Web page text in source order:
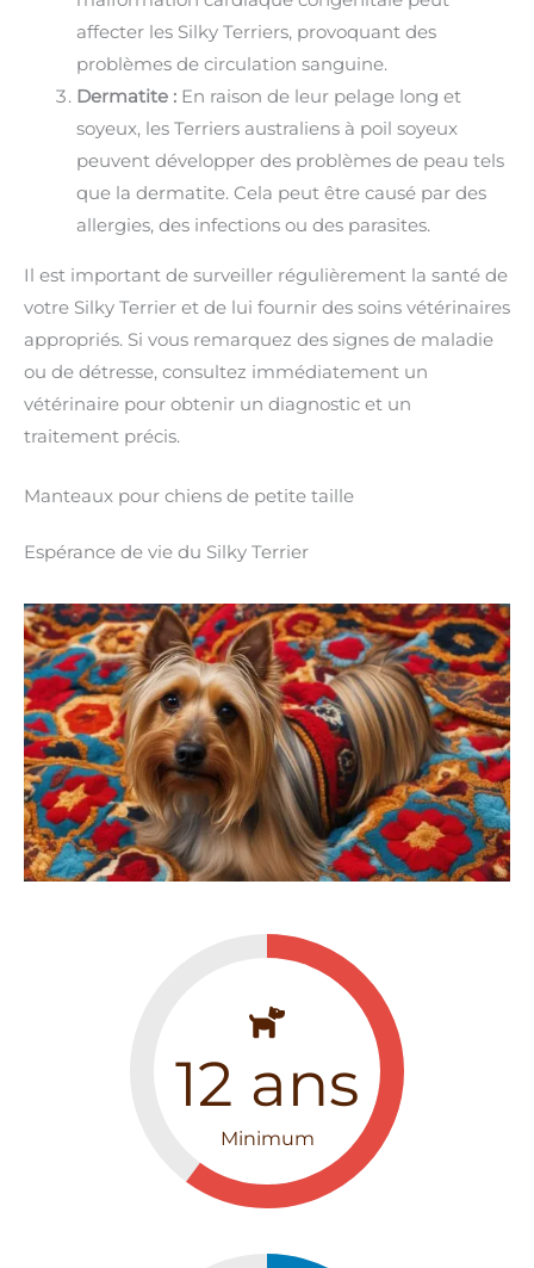
affecter les Silky Terriers, provoquant des
problèmes de circulation sanguine.
Dermatite :En raison de leur pelage long et
soyeux, les Terriers australiens à poil soyeux
peuvent développer des problèmes de peau tels
que la dermatite. Cela peut être causé par des
allergies, des infections ou des parasites.
Il est important de surveiller régulièrement la santé de
votre Silky Terrier et de lui fournir des soins vétérinaires
appropriés. Si vous remarquez des signes de maladie
ou de détresse, consultez immédiatement un
vétérinaire pour obtenir un diagnostic et un
traitement précis.
Manteaux pour chiens de petite taille
Espérance de vie du Silky Terrier
12 ans
Minimum